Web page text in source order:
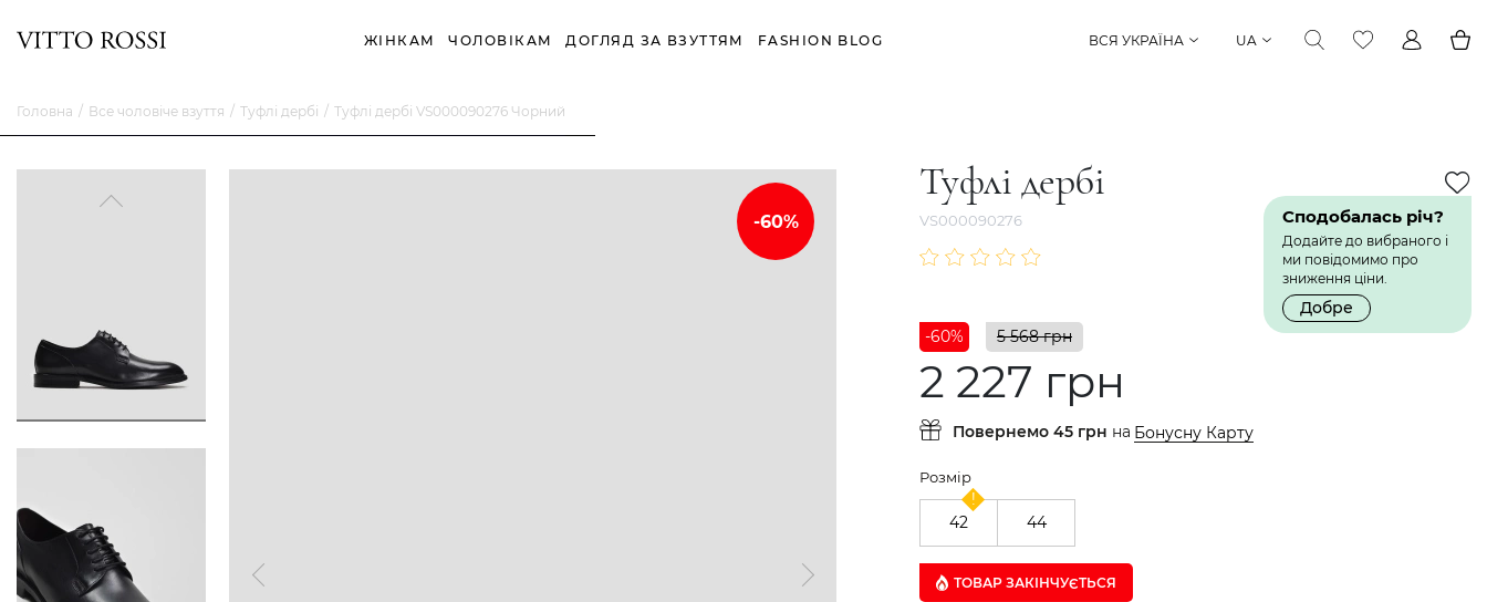
ЖІНКАМ ЧОЛОВІКАМ ДОГЛЯД ЗА ВЗУТТЯМ FASHION BLOG ВСЯ УКРАЇНА UA
Головна Все чоловіче взуття Туфлі дербі Туфлі дербі VS000090276 Чорний
Туфлі дербі
VS000090276 Сподобалась річ?
Додайте до вибраного і
ми повідомимо про
зниження ціни.
Добре
-60%
5 568 грн
2 227 грн
Повернемо 45 грн на Бонусну Карту
Розмір
42 44
ТОВАР ЗАКІНЧУЄTЬСЯ